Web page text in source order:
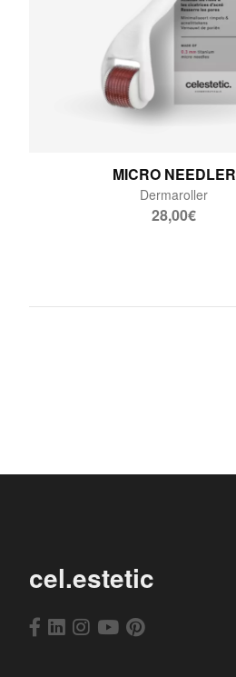
MICRO NEEDLER
Dermaroller
28,00€
cel.estetic